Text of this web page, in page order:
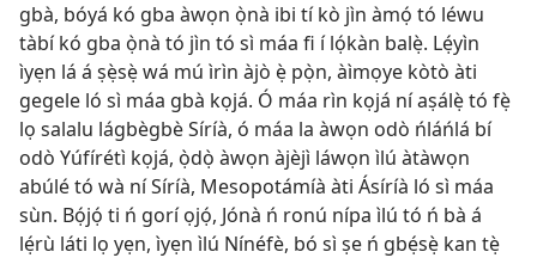
gbà, bóyá kó gba àwọn ọ̀nà ibi tí kò jìn àmọ́ tó léwu
tàbí kó gba ọ̀nà tó jìn tó sì máa fi í lọ́kàn balẹ̀. Lẹ́yìn
ìyẹn lá á ṣẹ̀sẹ̀ wá mú ìrìn àjò ẹ̀ pọ̀n, àìmọye kòtò àti
gegele ló sì máa gbà kọjá. Ó máa rìn kọjá ní aṣálẹ̀ tó fẹ̀
lọ salalu lágbègbè Síríà, ó máa la àwọn odò ńláńlá bí
odò Yúfírétì kọjá, ọ̀dọ̀ àwọn àjèjì láwọn ìlú àtàwọn
abúlé tó wà ní Síríà, Mesopotámíà àti Ásíríà ló sì máa
sùn. Bọ́jọ́ ti ń gorí ọjọ́, Jónà ń ronú nípa ìlú tó ń bà á
lẹ́rù láti lọ yẹn, ìyẹn ìlú Nínéfè, bó sì ṣe ń gbẹ́sẹ̀ kan tẹ̀